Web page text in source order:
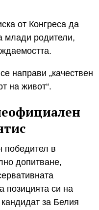
от Конгреса да
млади родители,
направи „качествен
на живот“.
победител в
допитване,
позицията си на
за Белия